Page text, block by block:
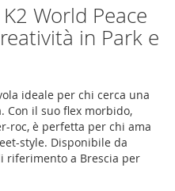
World Peace
in Park e
ideale per chi cerca una
Con il suo flex morbido,
roc, è perfetta per chi ama
style. Disponibile da
riferimento a Brescia per